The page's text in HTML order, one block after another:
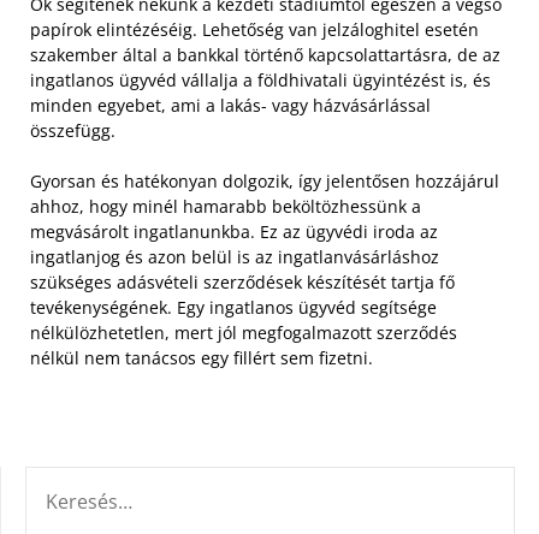
papírok elintézéséig. Lehetőség van jelzáloghitel esetén
szakember által a bankkal történő kapcsolattartásra, de az
ingatlanos ügyvéd vállalja a földhivatali ügyintézést is, és
minden egyebet, ami a lakás- vagy házvásárlással
összefügg.
Gyorsan és hatékonyan dolgozik, így jelentősen hozzájárul
ahhoz, hogy minél hamarabb beköltözhessünk a
megvásárolt ingatlanunkba. Ez az ügyvédi iroda az
ingatlanjog és azon belül is az ingatlanvásárláshoz
szükséges adásvételi szerződések készítését tartja fő
tevékenységének. Egy ingatlanos ügyvéd segítsége
nélkülözhetetlen, mert jól megfogalmazott szerződés
nélkül nem tanácsos egy fillért sem fizetni.